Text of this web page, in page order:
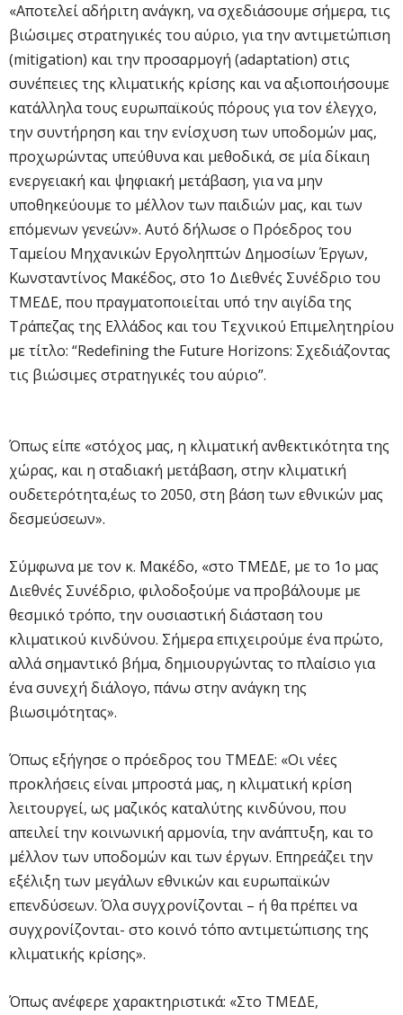
«Αποτελεί αδήριτη ανάγκη, να σχεδιάσουμε σήμερα, τις
βιώσιμες στρατηγικές του αύριο, για την αντιμετώπιση
(mitigation) και την προσαρμογή (adaptation) στις
συνέπειες της κλιματικής κρίσης και να αξιοποιήσουμε
κατάλληλα τους ευρωπαϊκούς πόρους για τον έλεγχο,
την συντήρηση και την ενίσχυση των υποδομών μας,
προχωρώντας υπεύθυνα και μεθοδικά, σε μία δίκαιη
ενεργειακή και ψηφιακή μετάβαση, για να μην
υποθηκεύουμε το μέλλον των παιδιών μας, και των
επόμενων γενεών». Αυτό δήλωσε ο Πρόεδρος του
Ταμείου Μηχανικών Εργοληπτών Δημοσίων Έργων,
Κωνσταντίνος Μακέδος, στο 1ο Διεθνές Συνέδριο του
ΤΜΕΔΕ, που πραγματοποιείται υπό την αιγίδα της
Τράπεζας της Ελλάδος και του Τεχνικού Επιμελητηρίου
με τίτλο: “Redefining the Future Horizons: Σχεδιάζοντας
τις βιώσιμες στρατηγικές του αύριο”.
Όπως είπε «στόχος μας, η κλιματική ανθεκτικότητα της
χώρας, και η σταδιακή μετάβαση, στην κλιματική
ουδετερότητα,έως το 2050, στη βάση των εθνικών μας
δεσμεύσεων».
Σύμφωνα με τον κ. Μακέδο, «στο ΤΜΕΔΕ, με το 1ο μας
Διεθνές Συνέδριο, φιλοδοξούμε να προβάλουμε με
θεσμικό τρόπο, την ουσιαστική διάσταση του
κλιματικού κινδύνου. Σήμερα επιχειρούμε ένα πρώτο,
αλλά σημαντικό βήμα, δημιουργώντας το πλαίσιο για
ένα συνεχή διάλογο, πάνω στην ανάγκη της
βιωσιμότητας».
Όπως εξήγησε ο πρόεδρος του ΤΜΕΔΕ: «Οι νέες
προκλήσεις είναι μπροστά μας, η κλιματική κρίση
λειτουργεί, ως μαζικός καταλύτης κινδύνου, που
απειλεί την κοινωνική αρμονία, την ανάπτυξη, και το
μέλλον των υποδομών και των έργων. Επηρεάζει την
εξέλιξη των μεγάλων εθνικών και ευρωπαϊκών
επενδύσεων. Όλα συγχρονίζονται – ή θα πρέπει να
συγχρονίζονται- στο κοινό τόπο αντιμετώπισης της
κλιματικής κρίσης».
Όπως ανέφερε χαρακτηριστικά: «Στο ΤΜΕΔΕ,